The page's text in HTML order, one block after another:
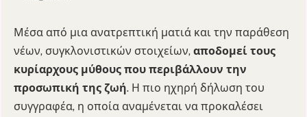
Μέσα από μια ανατρεπτική ματιά και την παράθεση
νέων, συγκλονιστικών στοιχείων, αποδομεί τους
κυρίαρχους μύθους που περιβάλλουν την
προσωπική της ζωή. Η πιο ηχηρή δήλωση του
συγγραφέα, η οποία αναμένεται να προκαλέσει